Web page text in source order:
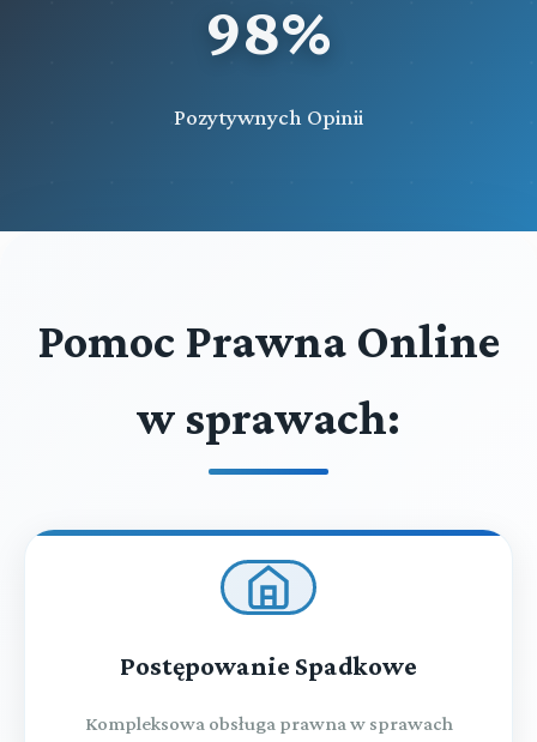
Przeczytaj zawartość działu
Tytuł VIII. WSPÓLNOŚĆ MAJĄTKU SPADKOWEGO I
Tytuł X. PRZEPISY SZCZEGÓLNE O DZIEDZICZENIU
98%
Pozytywnych Opinii
Pomoc Prawna Online
w sprawach:
Postępowanie Spadkowe
Kompleksowa obsługa prawna w sprawach